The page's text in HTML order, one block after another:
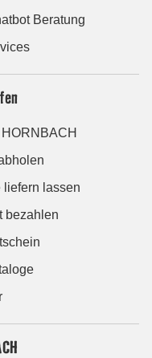
Beratung
liefern lassen
bezahlen